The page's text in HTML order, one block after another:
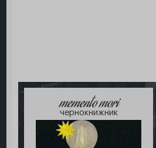
memento mori
чернокнижник